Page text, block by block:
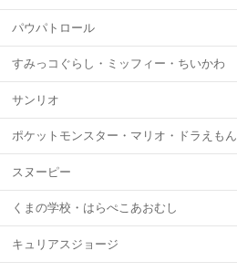
パウパトロール
すみっコぐらし・ミッフィー・ちいかわ
サンリオ
ポケットモンスター・マリオ・ドラえもん
スヌーピー
くまの学校・はらぺこあおむし
キュリアスジョージ